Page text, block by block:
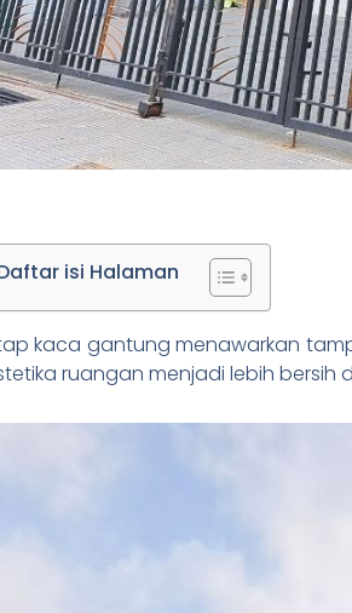
isi Halaman
kaca gantung menawarkan
ruangan menjadi lebih bersih